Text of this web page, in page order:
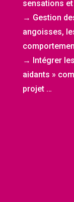
sensations
→ Gestion
→ Intégrer
aidants »
projet …